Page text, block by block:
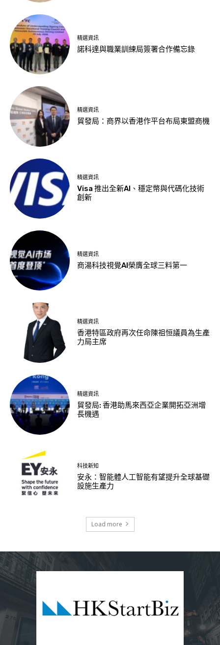
精選資訊
諾科達與職業訓練局簽署合作備忘錄
精選資訊
貿發局：商界以香港作平台布局東盟商機
精選資訊
Visa 推出全新AI、穩定幣與代碼化技術
創新
精選資訊
商湯科技視覺AI榮膺全球三料第一
精選資訊
香港特區政府再次任命陳祖恒議員為生產
力局主席
精選資訊
貿發局: 香港助馬來西亞企業開拓亞洲增
長機遇
科技新知
安永：智能體人工智能有望提升全球基礎
設施生產力
Load more